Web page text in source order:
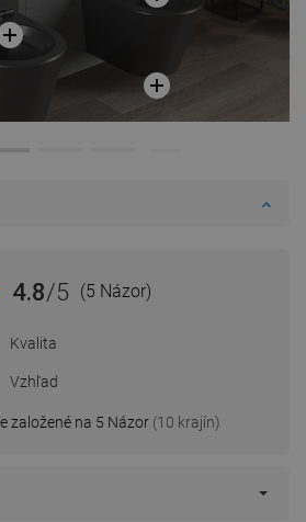
4.8/5 (5 Názor)
založené na 5 Názor (10 krajín)
Kvalita
Vzhľad